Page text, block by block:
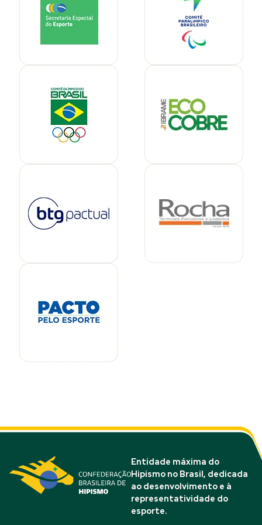
Entidade máxima do
Hipismo no Brasil, dedicada
ao desenvolvimento e à
representatividade do
esporte.